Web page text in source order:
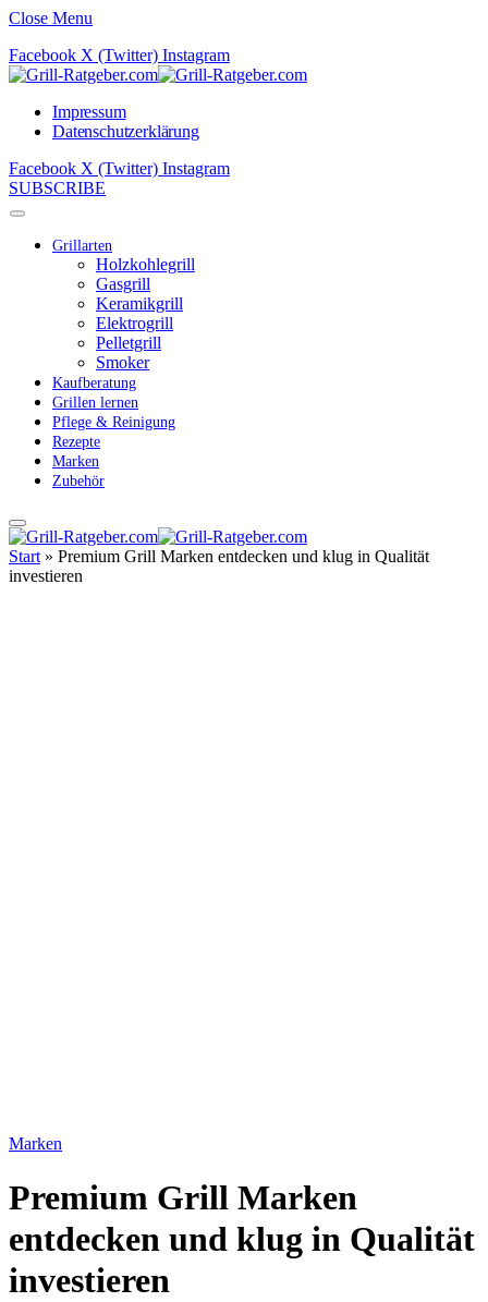
Close Menu
Facebook X (Twitter) Instagram
Impressum
Datenschutzerklärung
Facebook X (Twitter) Instagram
SUBSCRIBE
Grillarten
Holzkohlegrill
Gasgrill
Keramikgrill
Elektrogrill
Pelletgrill
Smoker
Kaufberatung
Grillen lernen
Pflege & Reinigung
Rezepte
Marken
Zubehör
Start » Premium Grill Marken entdecken und klug in Qualität
investieren
Marken
Premium Grill Marken
entdecken und klug in Qualität
investieren